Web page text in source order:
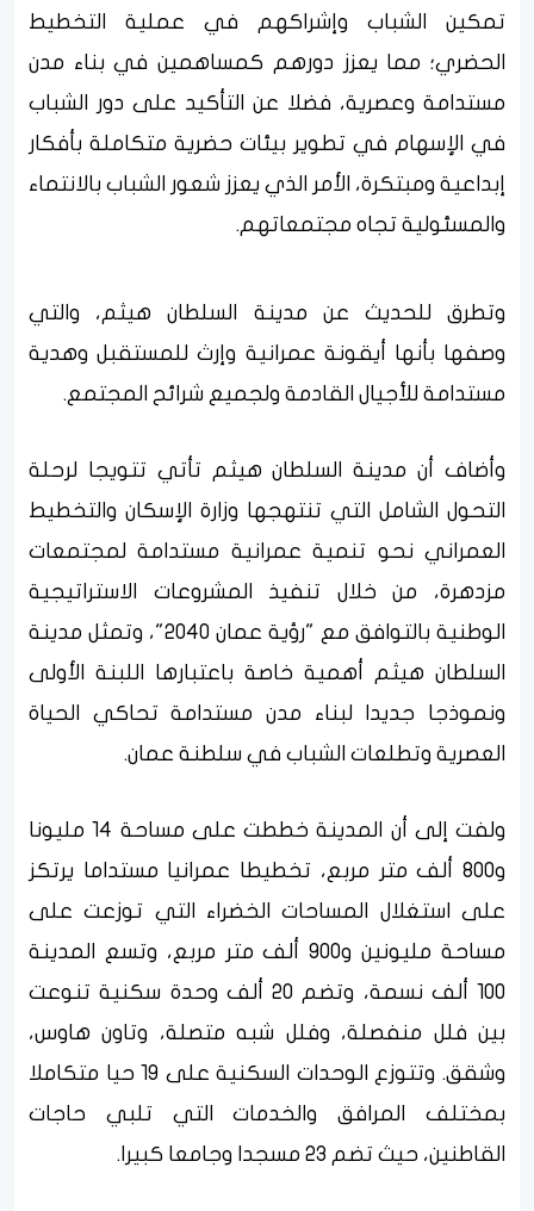
تمكين الشباب وإشراكهم في عملية التخطيط
الحضري؛ مما يعزز دورهم كمساهمين في بناء مدن
مستدامة وعصرية، فضلا عن التأكيد على دور الشباب
في الإسهام في تطوير بيئات حضرية متكاملة بأفكار
إبداعية ومبتكرة، الأمر الذي يعزز شعور الشباب بالانتماء
والمسئولية تجاه مجتمعاتهم.
وتطرق للحديث عن مدينة السلطان هيثم، والتي
وصفها بأنها أيقونة عمرانية وإرث للمستقبل وهدية
مستدامة للأجيال القادمة ولجميع شرائح المجتمع.
وأضاف أن مدينة السلطان هيثم تأتي تتويجا لرحلة
التحول الشامل التي تنتهجها وزارة الإسكان والتخطيط
العمراني نحو تنمية عمرانية مستدامة لمجتمعات
مزدهرة، من خلال تنفيذ المشروعات الاستراتيجية
الوطنية بالتوافق مع "رؤية عمان 2040"، وتمثل مدينة
السلطان هيثم أهمية خاصة باعتبارها اللبنة الأولى
ونموذجا جديدا لبناء مدن مستدامة تحاكي الحياة
العصرية وتطلعات الشباب في سلطنة عمان.
ولفت إلى أن المدينة خططت على مساحة 14 مليونا
و800 ألف متر مربع، تخطيطا عمرانيا مستداما يرتكز
على استغلال المساحات الخضراء التي توزعت على
مساحة مليونين و900 ألف متر مربع، وتسع المدينة
100 ألف نسمة، وتضم 20 ألف وحدة سكنية تنوعت
بين فلل منفصلة، وفلل شبه متصلة، وتاون هاوس،
وشقق. وتتوزع الوحدات السكنية على 19 حيا متكاملا
بمختلف المرافق والخدمات التي تلبي حاجات
القاطنين، حيث تضم 23 مسجدا وجامعا كبيرا.